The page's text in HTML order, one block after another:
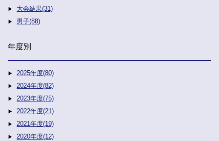
大会結果(31)
男子(88)
年度別
2025年度(80)
2024年度(82)
2023年度(75)
2022年度(21)
2021年度(19)
2020年度(12)